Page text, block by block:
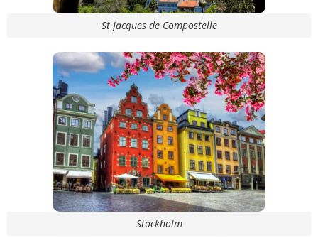
St Jacques de Compostelle
Stockholm